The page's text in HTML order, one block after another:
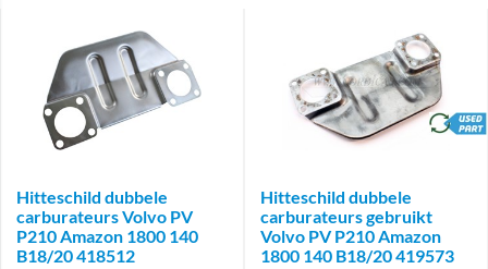
Hitteschild dubbele
carburateurs Volvo PV
P210 Amazon 1800 140
B18/20 418512
brand
Hitteschild dubbele
carburateurs gebruikt
Volvo PV P210 Amazon
1800 140 B18/20 419573